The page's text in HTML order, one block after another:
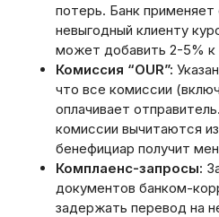
потерь. Банк применяет
невыгодный клиенту
может добавить 2-5% к
Комиссия “OUR”:
что все комиссии
оплачивает
комиссии вычитаются
бенефициар получит
Комплаенс-запросы:
документов банком-
задержать перевод на